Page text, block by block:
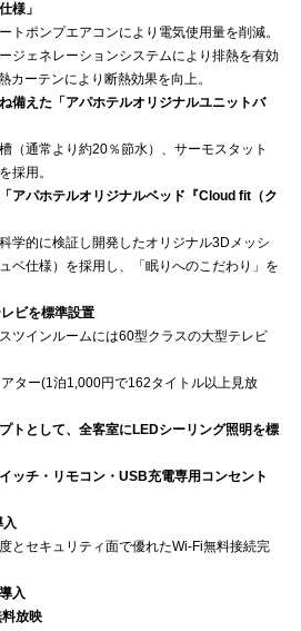
様」
ポンプエアコンにより電気使用量を削減。
ジェネレーションシステムにより排熱を有効
カーテンにより断熱効果を向上。
備えた「アパホテルオリジナルユニットバ
（通常より約20％節水）、サーモスタット
採用。
アパホテルオリジナルベッド『Cloud fit（ク
学的に検証し開発したオリジナル3Dメッシ
ベ仕様）を採用し、「眠りへのこだわり」を
ビを標準設置
ツインルームには60型クラスの大型テレビ
ター(1泊1,000円で162タイトル以上見放
トとして、全客室にLEDシーリング照明を標
ッチ・リモコン・USB充電専用コンセント
とセキュリティ面で優れたWi-Fi無料接続完
入
放映